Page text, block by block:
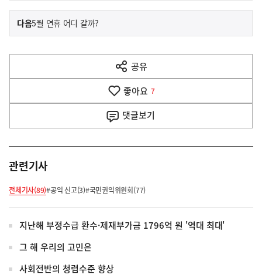
이
전
다
음
다음기
사
5월 연휴 어디 갈까?
공유
열
기
좋아요 7
댓글보기
관련기사
전체기사(89)#공익 신고(3)#국민권익위원회(77)
지난해 부정수급 환수·제재부가금 1796억 원 '역대 최대'
그 해 우리의 고민은
사회전반의 청렴수준 향상